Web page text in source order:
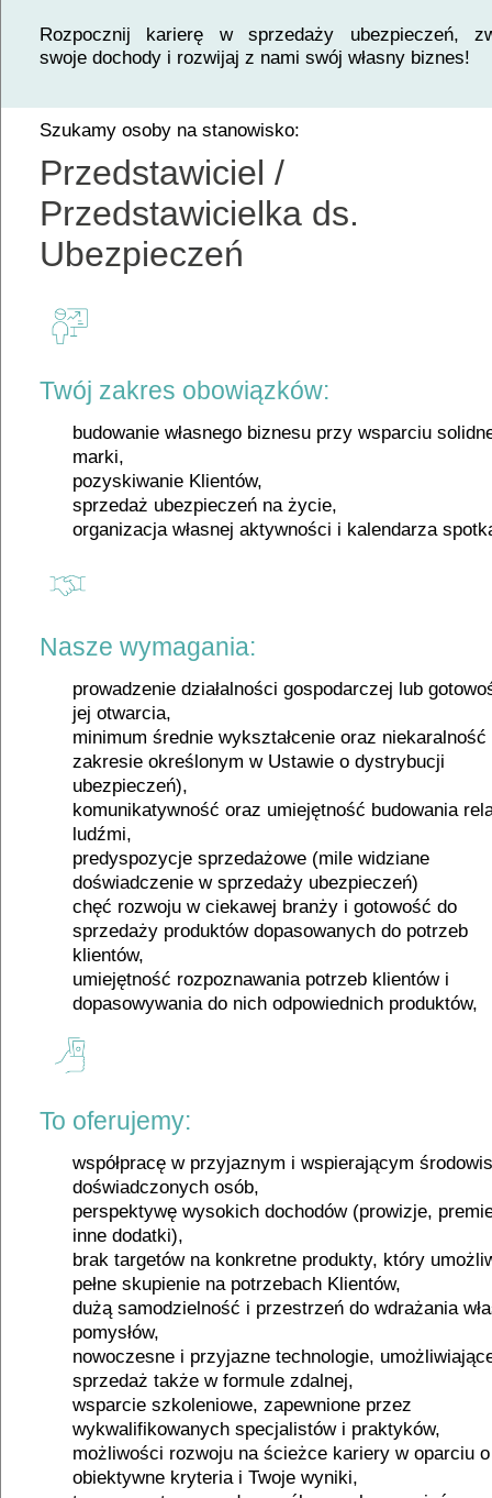
Rozpocznij karierę w sprzedaży ubezpieczeń,
swoje dochody i rozwijaj z nami swój własny biznes!
Szukamy osoby na stanowisko:
Przedstawiciel /
Przedstawicielka ds.
Ubezpieczeń
Twój zakres obowiązków:
budowanie własnego biznesu przy wsparciu
marki,
pozyskiwanie Klientów,
sprzedaż ubezpieczeń na życie,
organizacja własnej aktywności i kalendarza
Nasze wymagania:
prowadzenie działalności gospodarczej lub
jej otwarcia,
minimum średnie wykształcenie oraz niekaralność
zakresie określonym w Ustawie o dystrybucji
ubezpieczeń),
komunikatywność oraz umiejętność budowania
ludźmi,
predyspozycje sprzedażowe (mile widziane
doświadczenie w sprzedaży ubezpieczeń)
chęć rozwoju w ciekawej branży i gotowość do
sprzedaży produktów dopasowanych do potrzeb
klientów,
umiejętność rozpoznawania potrzeb klientów i
dopasowywania do nich odpowiednich produktów,
To oferujemy:
współpracę w przyjaznym i wspierającym
doświadczonych osób,
perspektywę wysokich dochodów (prowizje,
inne dodatki),
brak targetów na konkretne produkty, który
pełne skupienie na potrzebach Klientów,
dużą samodzielność i przestrzeń do wdrażania
pomysłów,
nowoczesne i przyjazne technologie,
sprzedaż także w formule zdalnej,
wsparcie szkoleniowe, zapewnione przez
wykwalifikowanych specjalistów i praktyków,
możliwości rozwoju na ścieżce kariery w oparciu o
obiektywne kryteria i Twoje wyniki,